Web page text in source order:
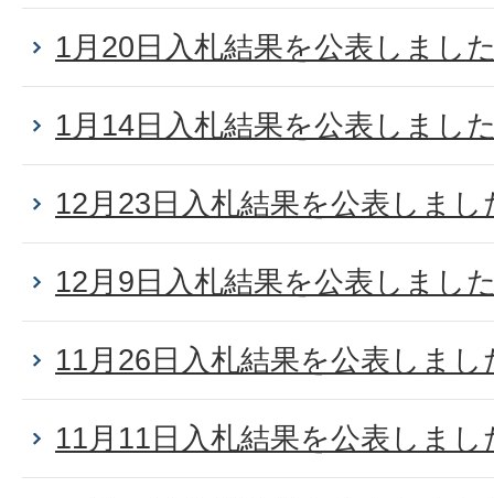
1月20日入札結果を公表しまし
1月14日入札結果を公表しまし
12月23日入札結果を公表しまし
12月9日入札結果を公表しまし
11月26日入札結果を公表しまし
11月11日入札結果を公表しまし